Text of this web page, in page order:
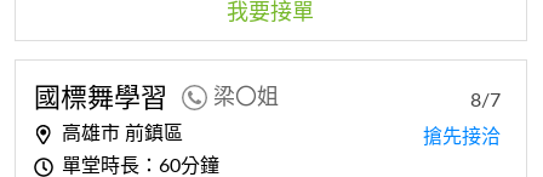
我要接單
國標舞學習 梁〇姐
高雄市 前鎮區
單堂時長：60分鐘
8/7
搶先接洽